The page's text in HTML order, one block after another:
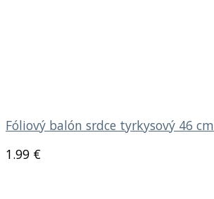
Fóliový balón srdce tyrkysový 46 cm
1.99 €